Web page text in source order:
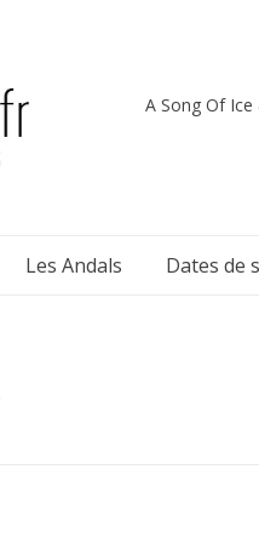
A Song Of
Les Andals Dates de